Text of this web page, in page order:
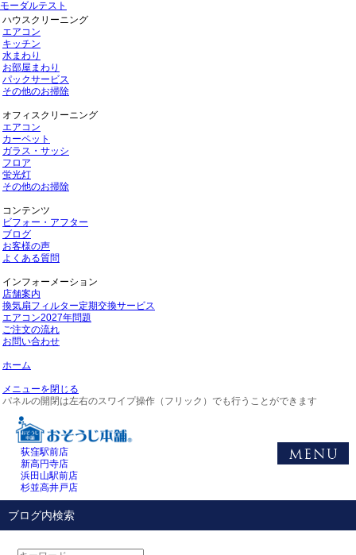
モーダルテスト
ハウスクリーニング
エアコン
キッチン
水まわり
お部屋まわり
パックサービス
その他のお掃除
オフィスクリーニング
エアコン
カーペット
ガラス・サッシ
フロア
蛍光灯
その他のお掃除
コンテンツ
ビフォー・アフター
ブログ
お客様の声
よくある質問
インフォーメーション
店舗案内
換気扇フィルター定期交換サービス
エアコン2027年問題
ご注文の流れ
お問い合わせ
ホーム
メニューを閉じる
パネルの開閉は左右のスワイプ操作（フリック）でも行うことができます
荻窪駅前店
新高円寺店
浜田山駅前店
杉並高井戸店
ブログ内検索